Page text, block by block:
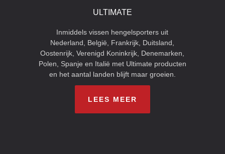
ULTIMATE
Inmiddels vissen hengelsporters uit
Nederland, België, Frankrijk, Duitsland,
Oostenrijk, Verenigd Koninkrijk, Denemarken,
Polen, Spanje en Italië met Ultimate producten
en het aantal landen blijft maar groeien.
LEES MEER